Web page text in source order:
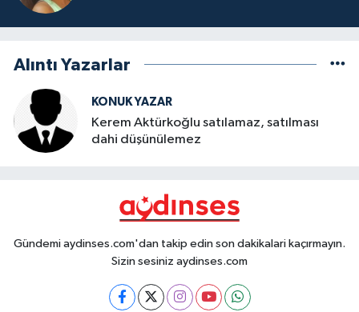
Alıntı Yazarlar
KONUK YAZAR
Kerem Aktürkoğlu satılamaz, satılması
dahi düşünülemez
Gündemi aydinses.com'dan takip edin son dakikalari kaçırmayın.
Sizin sesiniz aydinses.com